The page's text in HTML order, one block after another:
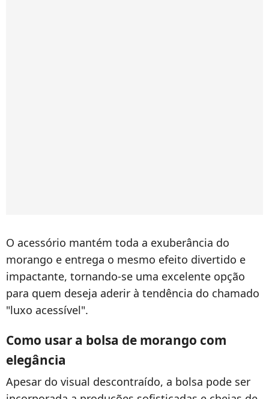
O acessório mantém toda a exuberância do
morango e entrega o mesmo efeito divertido e
impactante, tornando-se uma excelente opção
para quem deseja aderir à tendência do chamado
"luxo acessível".
Como usar a bolsa de morango com
elegância
Apesar do visual descontraído, a bolsa pode ser